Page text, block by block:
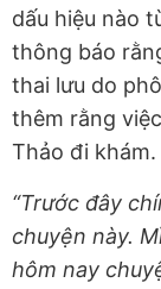
dấu hiệu nào
thông báo
thai lưu do
thêm rằng
Thảo đi khám.
“Trước đây
chuyện này.
hôm nay